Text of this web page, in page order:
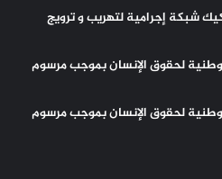
شبكة إجرامية لتهريب و ترويج
لحقوق الإنسان بموجب مرسوم
لحقوق الإنسان بموجب مرسوم